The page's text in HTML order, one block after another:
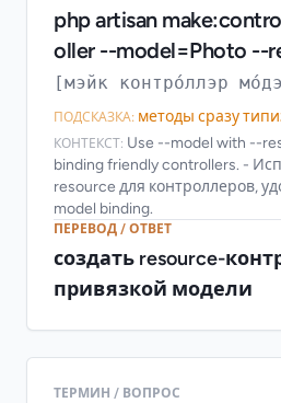
php artisan
oller --model=Photo --
[мэйк контро́ллэр
ПОДСКАЗКА: методы сразу
КОНТЕКСТ: Use --model with --
binding friendly controllers. -
resource для контроллеров,
model binding.
ПЕРЕВОД / ОТВЕТ
создать resource-
привязкой модели
ТЕРМИН / ВОПРОС